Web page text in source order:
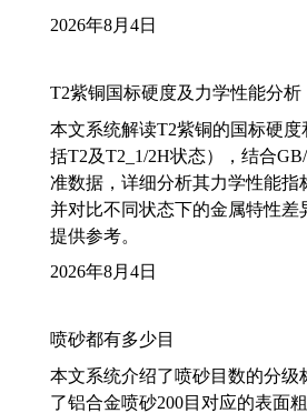
2026年8月4日
T2紫铜国标硬度及力学性能分析
本文系统解读T2紫铜的国标硬
括T2及T2_1/2H状态），结合
准数据，详细分析其力学性能指
并对比不同状态下的金属特性差
提供参考。
2026年8月4日
喷砂都有多少目
本文系统介绍了喷砂目数的分级
了铝合金喷砂200目对应的表面